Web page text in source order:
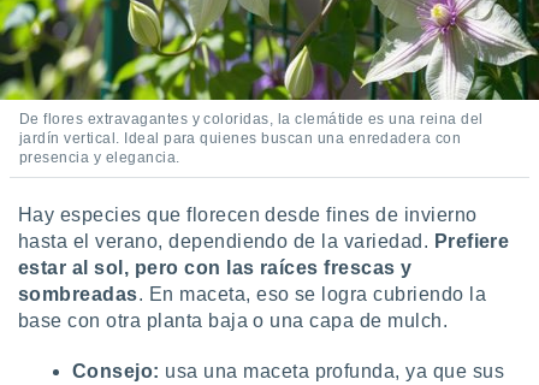
uso de
la
contenido
medir el
la
el
del
de
o a través
de
de
de
con el
De flores extravagantes y coloridas, la clemátide es una reina del
jardín vertical. Ideal para quienes buscan una enredadera con
presencia y elegancia.
Hay especies que florecen desde fines de invierno
hasta el verano, dependiendo de la variedad. Prefiere
estar al sol, pero con las raíces frescas y
sombreadas. En maceta, eso se logra cubriendo la
base con otra planta baja o una capa de mulch.
Consejo: usa una maceta profunda, ya que sus